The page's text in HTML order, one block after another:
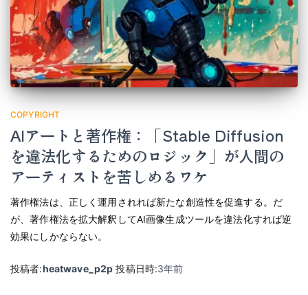
COPYRIGHT
AIアートと著作権：「Stable Diffusion
を違法化するためのロジック」が人間の
アーティストを苦しめるワケ
著作権法は、正しく運用されれば新たな創造性を促進する。だ
が、著作権法を拡大解釈してAI画像生成ツールを違法化すれば逆
効果にしかならない。
投稿者:heatwave_p2p 投稿日時:3年前